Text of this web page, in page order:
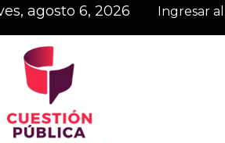
agosto 6, 2026 Ingresar